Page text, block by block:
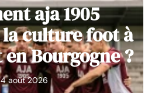
aja 1905
culture foot à
Bourgogne ?
4 août 2026